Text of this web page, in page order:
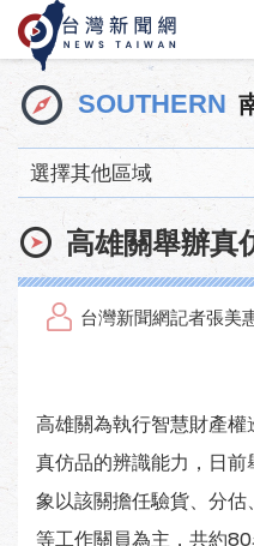
SOUTHERN
選擇其他區域
高雄關舉辦真
台灣新聞網記者張美
高雄關為執行智慧財產
真仿品的辨識能力，日
象以該關擔任驗貨、分
等工作關員為主，共約